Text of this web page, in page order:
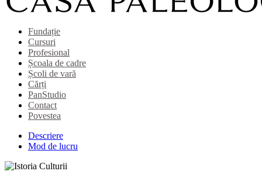
Fundație
Cursuri
Profesional
Școala de cadre
Școli de vară
Cărți
PanStudio
Contact
Povestea
Descriere
Mod de lucru